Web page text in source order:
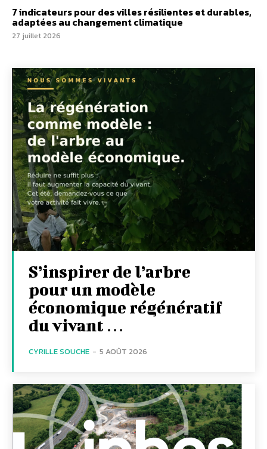
7 indicateurs pour des villes résilientes et durables,
adaptées au changement climatique
27 juillet 2026
S’inspirer de l’arbre
pour un modèle
économique régénératif
du vivant …
CYRILLE SOUCHE - 5 AOÛT 2026